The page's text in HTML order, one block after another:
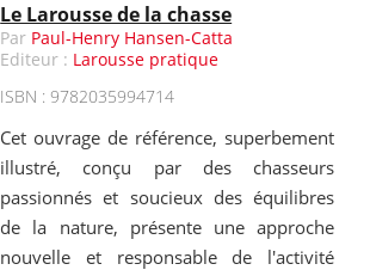
Le Larousse de la chasse
Par Paul-Henry Hansen-Catta
Editeur : Larousse pratique
ISBN : 9782035994714
Cet ouvrage de référence, superbement
illustré, conçu par des chasseurs
passionnés et soucieux des équilibres
de la nature, présente une approche
nouvelle et responsable de l'activité